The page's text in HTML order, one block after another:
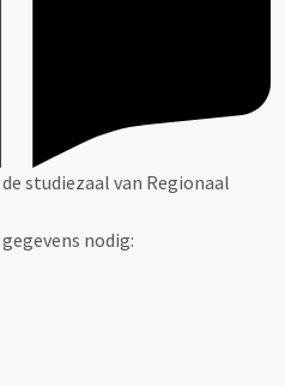
studiezaal van Regionaal
nodig: